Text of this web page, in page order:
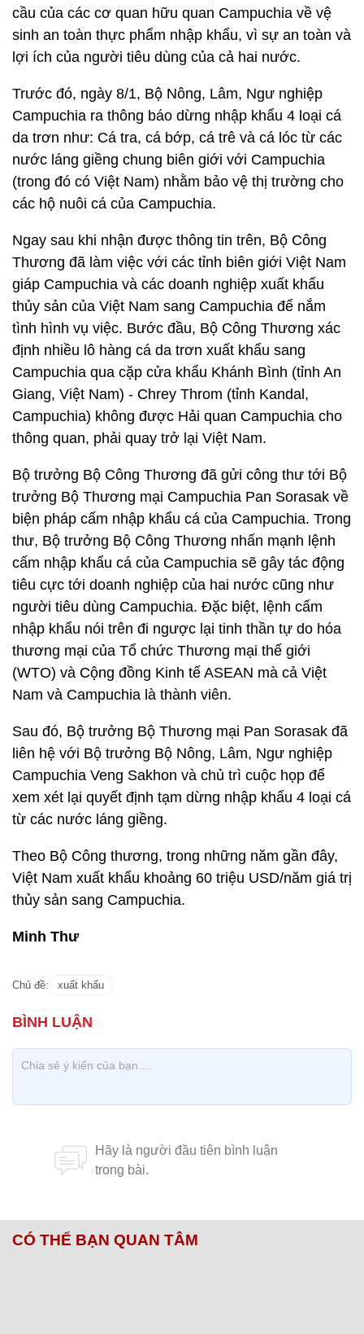
cầu của các cơ quan hữu quan Campuchia về vệ
sinh an toàn thực phẩm nhập khẩu, vì sự an toàn và
lợi ích của người tiêu dùng của cả hai nước.
Trước đó, ngày 8/1, Bộ Nông, Lâm, Ngư nghiệp
Campuchia ra thông báo dừng nhập khẩu 4 loại cá
da trơn như: Cá tra, cá bớp, cá trê và cá lóc từ các
nước láng giềng chung biên giới với Campuchia
(trong đó có Việt Nam) nhằm bảo vệ thị trường cho
các hộ nuôi cá của Campuchia.
Ngay sau khi nhận được thông tin trên, Bộ Công
Thương đã làm việc với các tỉnh biên giới Việt Nam
giáp Campuchia và các doanh nghiệp xuất khẩu
thủy sản của Việt Nam sang Campuchia để nắm
tình hình vụ việc. Bước đầu, Bộ Công Thương xác
định nhiều lô hàng cá da trơn xuất khẩu sang
Campuchia qua cặp cửa khẩu Khánh Bình (tỉnh An
Giang, Việt Nam) - Chrey Throm (tỉnh Kandal,
Campuchia) không được Hải quan Campuchia cho
thông quan, phải quay trở lại Việt Nam.
Bộ trưởng Bộ Công Thương đã gửi công thư tới Bộ
trưởng Bộ Thương mại Campuchia Pan Sorasak về
biện pháp cấm nhập khẩu cá của Campuchia. Trong
thư, Bộ trưởng Bộ Công Thương nhấn mạnh lệnh
cấm nhập khẩu cá của Campuchia sẽ gây tác động
tiêu cực tới doanh nghiệp của hai nước cũng như
người tiêu dùng Campuchia. Đặc biệt, lệnh cấm
nhập khẩu nói trên đi ngược lại tinh thần tự do hóa
thương mại của Tổ chức Thương mại thế giới
(WTO) và Cộng đồng Kinh tế ASEAN mà cả Việt
Nam và Campuchia là thành viên.
Sau đó, Bộ trưởng Bộ Thương mại Pan Sorasak đã
liên hệ với Bộ trưởng Bộ Nông, Lâm, Ngư nghiệp
Campuchia Veng Sakhon và chủ trì cuộc họp để
xem xét lại quyết định tạm dừng nhập khẩu 4 loại cá
từ các nước láng giềng.
Theo Bộ Công thương, trong những năm gần đây,
Việt Nam xuất khẩu khoảng 60 triệu USD/năm giá trị
thủy sản sang Campuchia.
Minh Thư
Chủ đề: xuất khẩu
CÓ THỂ BẠN QUAN TÂM